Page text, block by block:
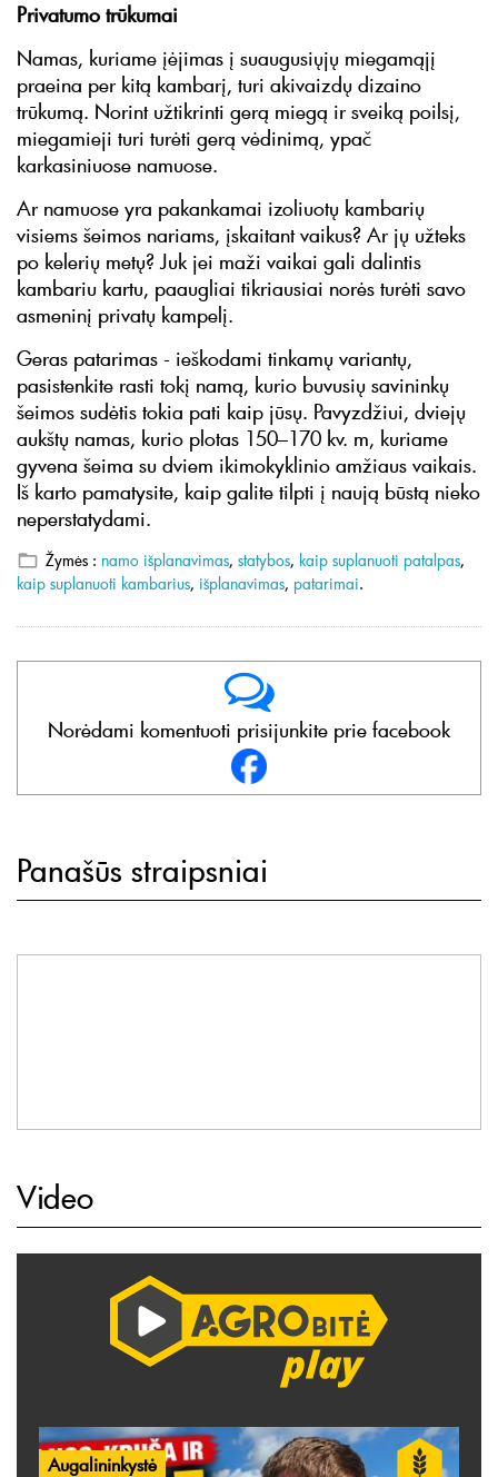
Privatumo trūkumai
Namas, kuriame įėjimas į suaugusiųjų miegamąjį
praeina per kitą kambarį, turi akivaizdų dizaino
trūkumą. Norint užtikrinti gerą miegą ir sveiką poilsį,
miegamieji turi turėti gerą vėdinimą, ypač
karkasiniuose namuose.
Ar namuose yra pakankamai izoliuotų kambarių
visiems šeimos nariams, įskaitant vaikus? Ar jų užteks
po kelerių metų? Juk jei maži vaikai gali dalintis
kambariu kartu, paaugliai tikriausiai norės turėti savo
asmeninį privatų kampelį.
Geras patarimas - ieškodami tinkamų variantų,
pasistenkite rasti tokį namą, kurio buvusių savininkų
šeimos sudėtis tokia pati kaip jūsų. Pavyzdžiui, dviejų
aukštų namas, kurio plotas 150–170 kv. m, kuriame
gyvena šeima su dviem ikimokyklinio amžiaus vaikais.
Iš karto pamatysite, kaip galite tilpti į naują būstą nieko
neperstatydami.
Žymės : namo išplanavimas, statybos, kaip suplanuoti patalpas,
kaip suplanuoti kambarius, išplanavimas, patarimai.
Norėdami komentuoti prisijunkite prie facebook
Panašūs straipsniai
Video
Augalininkystė